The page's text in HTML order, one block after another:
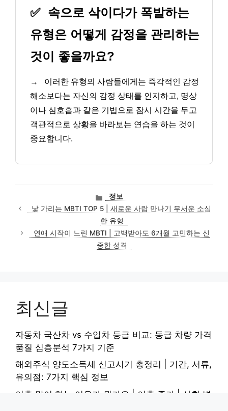
✅ 속으로 삭이다가 폭발하는
유형은 어떻게 감정을 관리하는
것이 좋을까요?
→
이러한 유형의 사람들에게는 즉각적인 감정
해소보다는 자신의 감정 상태를 인지하고, 명상
이나 심호흡과 같은 기법으로 잠시 시간을 두고
객관적으로 상황을 바라보는 연습을 하는 것이
중요합니다.
카
테
고
리
정보
낯 가리는 MBTI TOP 5 | 새로운 사람 만나기 무서운 소심
한 유형
연애 시작이 느린 MBTI | 고백받아도 6개월 고민하는 신
중한 성격
최신글
자동차 국산차 vs 수입차 등급 비교: 동급 차량 가격
품질 심층분석 7가지 기준
해외주식 양도소득세 신고시기 총정리 | 기간, 서류,
유의점: 7가지 핵심 정보
이혼 많이 하는 이유가 뭔가요 | 이혼 증가 | 사회 변